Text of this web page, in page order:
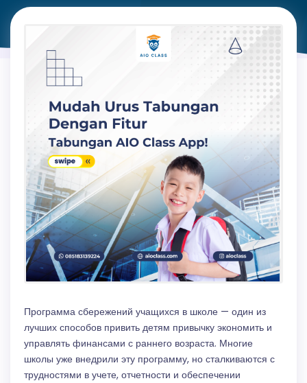
Программа сбережений учащихся в школе — один из
лучших способов привить детям привычку экономить и
управлять финансами с раннего возраста. Многие
школы уже внедрили эту программу, но сталкиваются с
трудностями в учете, отчетности и обеспечении